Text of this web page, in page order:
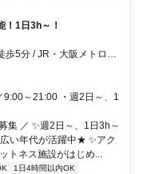
1日3h～！
歩5分 / JR・大阪メトロ
橋駅」より徒歩8分
～21:00 ・週2日～、1
集 ／ ✨週2日～、1日3h～
い年代が活躍中★ ✨アク
トネス施設がはじめ...
1日4時間以内OK